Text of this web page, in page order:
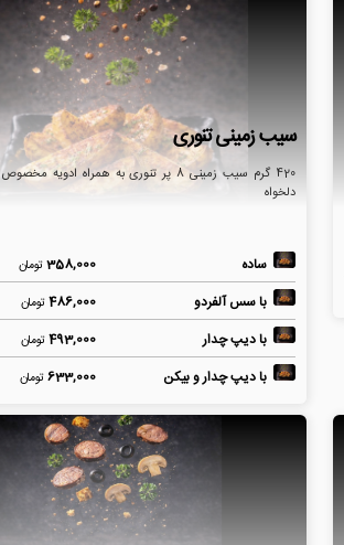
سیب زمینی تنوری
420 گرم سیب زمینی 8 پر تنوری به همراه ادویه
دلخواه
ساده 358,000تومان
با سس آلفردو 486,000تومان
با دیپ چدار 493,000تومان
با دیپ چدار و بیکن 633,000تومان